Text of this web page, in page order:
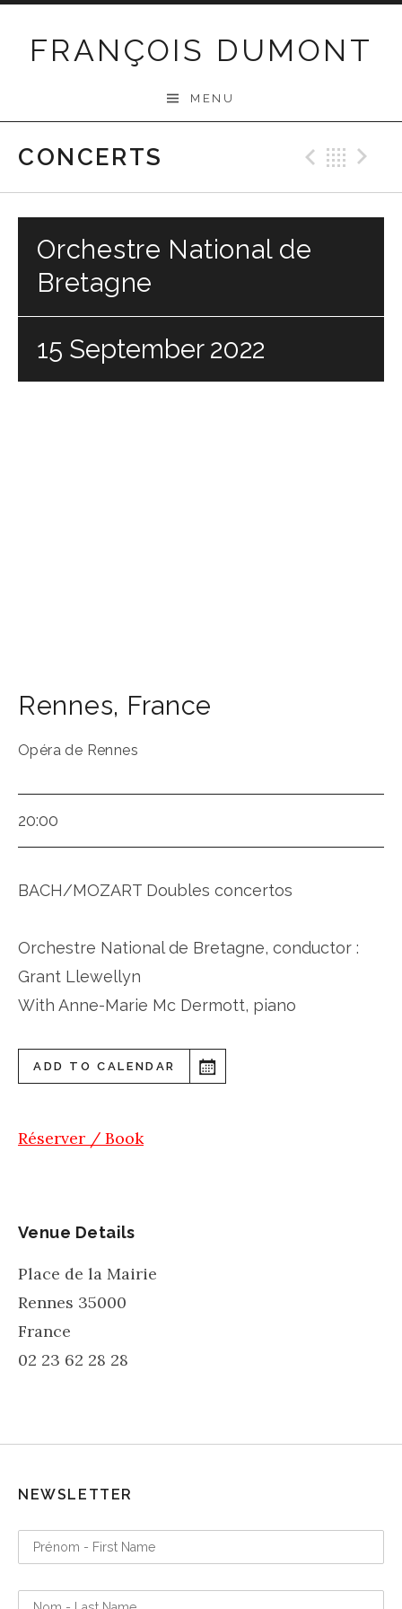
FRANÇOIS DUMONT
MENU
CONCERTS
Orchestre National de
Bretagne
15 September 2022
Rennes, France
Opéra de Rennes
20:00
BACH/MOZART Doubles concertos
Orchestre National de Bretagne, conductor :
Grant Llewellyn
With Anne-Marie Mc Dermott, piano
ADD TO CALENDAR
Réserver / Book
Venue Details
Place de la Mairie
Rennes 35000
France
02 23 62 28 28
NEWSLETTER